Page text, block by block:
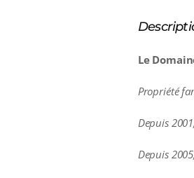
Le
Propriété
Depuis
Depuis